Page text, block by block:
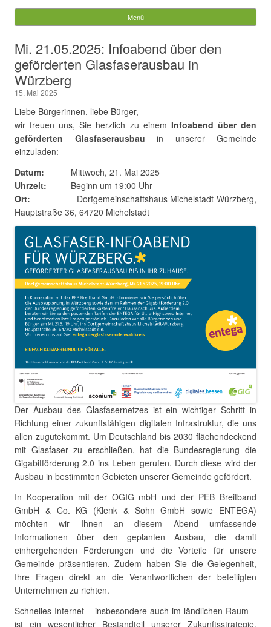
Würzberg.info
nach:
Menü
Mi. 21.05.2025: Infoabend über den
geförderten Glasfaserausbau in
Würzberg
15. Mai 2025
Liebe Bürgerinnen, liebe Bürger,
wir freuen uns, Sie herzlich zu einem Infoabend über den
geförderten Glasfaserausbau in unserer Gemeinde
einzuladen:
Datum: Mittwoch, 21. Mai 2025
Uhrzeit: Beginn um 19:00 Uhr
Ort: Dorfgemeinschaftshaus Michelstadt Würzberg,
Hauptstraße 36, 64720 Michelstadt
Der Ausbau des Glasfasernetzes ist ein wichtiger Schritt in
Richtung einer zukunftsfähigen digitalen Infrastruktur, die uns
allen zugutekommt. Um Deutschland bis 2030 flächendeckend
mit Glasfaser zu erschließen, hat die Bundesregierung die
Gigabitförderung 2.0 ins Leben gerufen. Durch diese wird der
Ausbau in bestimmten Gebieten unserer Gemeinde gefördert.
In Kooperation mit der OGIG mbH und der PEB Breitband
GmbH & Co. KG (Klenk & Sohn GmbH sowie ENTEGA)
möchten wir Ihnen an diesem Abend umfassende
Informationen über den geplanten Ausbau, die damit
einhergehenden Förderungen und die Vorteile für unsere
Gemeinde präsentieren. Zudem haben Sie die Gelegenheit,
Ihre Fragen direkt an die Verantwortlichen der beteiligten
Unternehmen zu richten.
Schnelles Internet – insbesondere auch im ländlichen Raum –
ist ein wesentlicher Bestandteil unserer Zukunftsstrategie.